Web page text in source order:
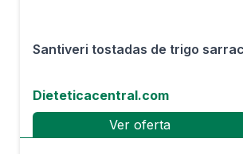
Santiveri tostadas de trigo
Dieteticacentral.com
Ver oferta